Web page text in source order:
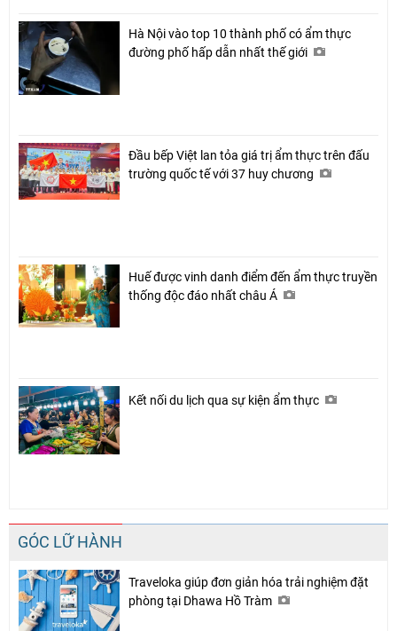
Hà Nội vào top 10 thành phố có ẩm thực
đường phố hấp dẫn nhất thế giới
Đầu bếp Việt lan tỏa giá trị ẩm thực trên đấu
trường quốc tế với 37 huy chương
Huế được vinh danh điểm đến ẩm thực truyền
thống độc đáo nhất châu Á
Kết nối du lịch qua sự kiện ẩm thực
GÓC LỮ HÀNH
Traveloka giúp đơn giản hóa trải nghiệm đặt
phòng tại Dhawa Hồ Tràm